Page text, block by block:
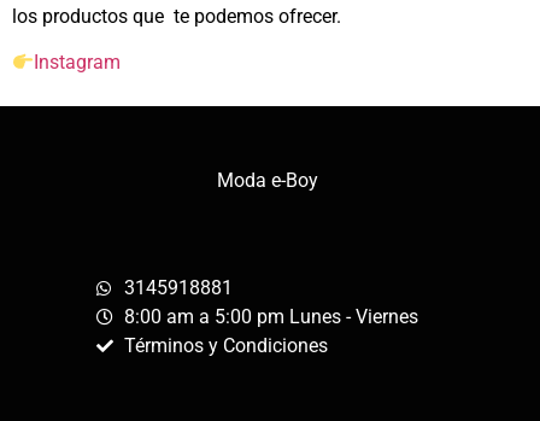
los productos que te podemos ofrecer.
Instagram
Moda e-Boy
3145918881
8:00 am a 5:00 pm Lunes - Viernes
Términos y Condiciones